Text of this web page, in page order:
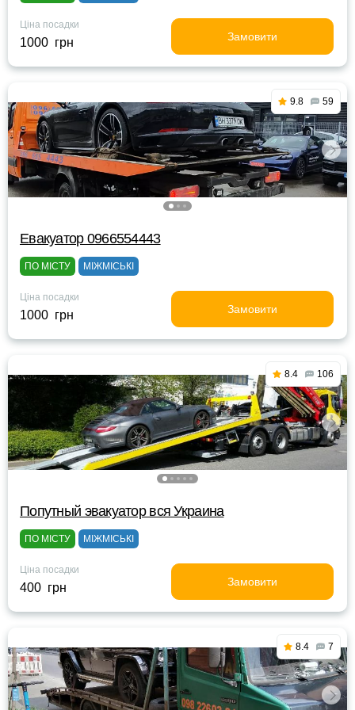
Ціна посадки
1000 грн Замовити
9.8 59
Евакуатор 0966554443
ПО МІСТУ МІЖМІСЬКІ
Ціна посадки
1000 грн Замовити
8.4 106
Попутный эвакуатор вся Украина
ПО МІСТУ МІЖМІСЬКІ
Ціна посадки
400 грн Замовити
8.4 7